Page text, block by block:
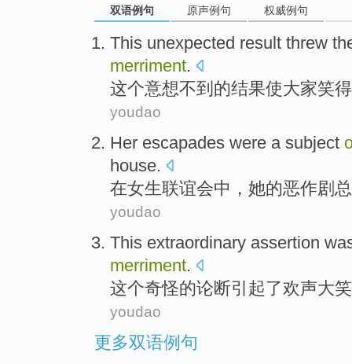
双语例句 原声例句 权威例句
This unexpected result threw
merriment.
这个意想不到 的结果使大家笑
youdao
Her escapades were a subject
house.
在女生联谊会中， 她的恶作剧
youdao
This extraordinary assertion
merriment.
这个奇怪的论断引起了欢声大笑
youdao
更多双语例句